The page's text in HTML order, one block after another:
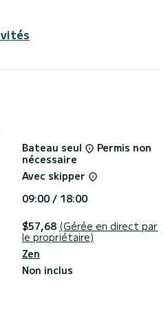
Bateau seul
Permis non
nécessaire
Avec skipper
09:00 / 18:00
$57,68 (Gérée en direct par
le propriétaire)
Zen
Non inclus